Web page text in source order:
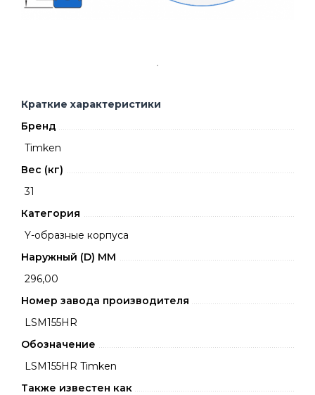
Краткие характеристики
Бренд
Timken
Вес (кг)
31
Категория
Y-образные корпуса
Наружный (D) ММ
296,00
Номер завода производителя
LSM155HR
Обозначение
LSM155HR Timken
Также известен как